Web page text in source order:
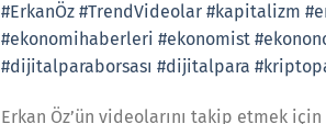
#ErkanÖz #TrendVideolar #kapitalizm
#ekonomihaberleri #ekonomist
#dijitalparaborsası #dijitalpara
Erkan Öz’ün videolarını takip etmek